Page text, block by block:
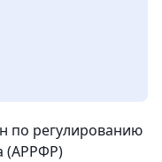
по регулированию
(АРРФР)